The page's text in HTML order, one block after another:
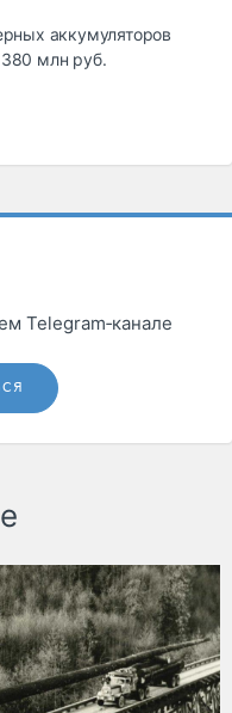
аккумуляторов
380 млн руб.
Telegram‑канале